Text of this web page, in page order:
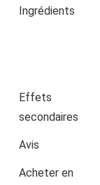
Ingrédients
Effets
secondaires
Avis
Acheter en